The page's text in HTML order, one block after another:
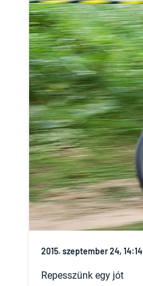
2015. szeptember 24, 14:14
Repesszünk egy jót